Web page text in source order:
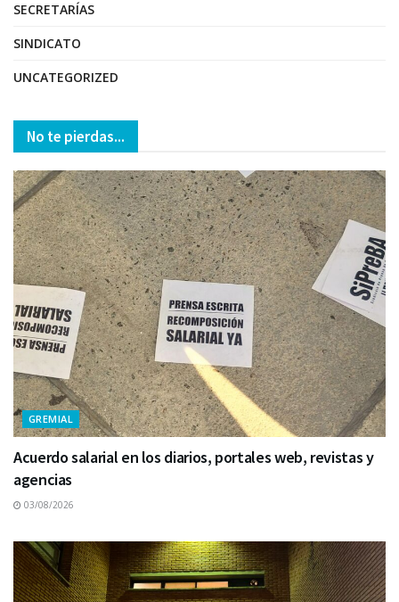
SECRETARÍAS
SINDICATO
UNCATEGORIZED
No te pierdas...
GREMIAL
Acuerdo salarial en los diarios, portales web, revistas y
agencias
03/08/2026